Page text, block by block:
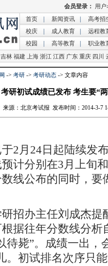
首页
新闻资讯
高考招
校庆
成人教育
远程教
校园
高等教育
职业教
吉林 福建 上海 浙江 江西 广东 重庆 四川
-> 考研 -> 考研动态 -> 文章内容
考研初试成绩已发布 考生要“
源：北京考试报 发布时间：2014-3-7
2月24日起陆续发
计分别在3月上旬
线公布的同时，要
办主任刘成杰提
据往年分数线分析
待毙”。成绩一出，
。初试排名次序只